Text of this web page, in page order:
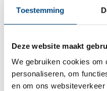
Toestemming
Deze website maakt
We gebruiken cookies om
personaliseren, om
en om ons
Tiel
Hertog
Reinaldlaan
80
4001
Ede
Stationsweg 65